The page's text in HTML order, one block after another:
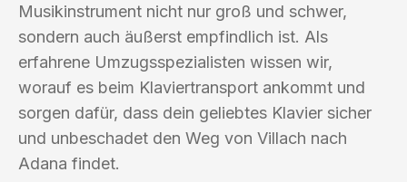
Musikinstrument nicht nur groß und schwer,
sondern auch äußerst empfindlich ist. Als
erfahrene Umzugsspezialisten wissen wir,
worauf es beim Klaviertransport ankommt und
sorgen dafür, dass dein geliebtes Klavier sicher
und unbeschadet den Weg von Villach nach
Adana findet.